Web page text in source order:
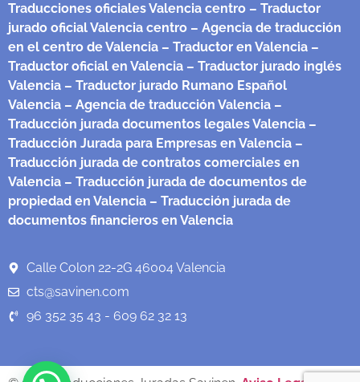
Traducciones oficiales Valencia centro – Traductor
jurado oficial Valencia centro – Agencia de traducción
en el centro de Valencia – Traductor en Valencia –
Traductor oficial en Valencia – Traductor jurado inglés
Valencia – Traductor jurado Rumano Español
Valencia – Agencia de traducción Valencia –
Traducción jurada documentos legales Valencia –
Traducción Jurada para Empresas en Valencia –
Traducción jurada de contratos comerciales en
Valencia – Traducción jurada de documentos de
propiedad en Valencia – Traducción jurada de
documentos financieros en Valencia
Calle Colon 22-2G 46004 Valencia
cts@savinen.com
96 352 35 43 - 609 62 32 13